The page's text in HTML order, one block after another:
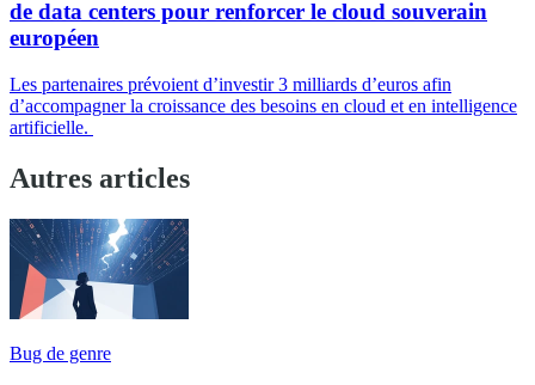
de data centers pour renforcer le cloud souverain
européen
Les partenaires prévoient d’investir 3 milliards d’euros afin
d’accompagner la croissance des besoins en cloud et en intelligence
artificielle.
Autres articles
Bug de genre